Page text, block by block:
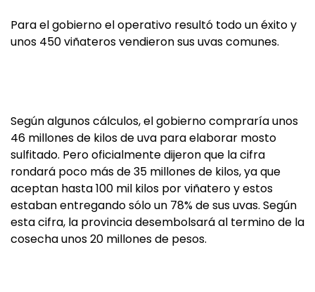
Para el gobierno el operativo resultó todo un éxito y
unos 450 viñateros vendieron sus uvas comunes.
Según algunos cálculos, el gobierno compraría unos
46 millones de kilos de uva para elaborar mosto
sulfitado. Pero oficialmente dijeron que la cifra
rondará poco más de 35 millones de kilos, ya que
aceptan hasta 100 mil kilos por viñatero y estos
estaban entregando sólo un 78% de sus uvas. Según
esta cifra, la provincia desembolsará al termino de la
cosecha unos 20 millones de pesos.